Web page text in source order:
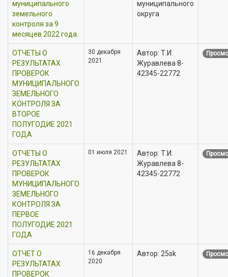
муниципального
земельного
контроля за 9
месяцев 2022 года.
муниципального
округа
ОТЧЕТЫ О
РЕЗУЛЬТАТАХ
ПРОВЕРОК
МУНИЦИПАЛЬНОГО
ЗЕМЕЛЬНОГО
КОНТРОЛЯ ЗА
ВТОРОЕ
ПОЛУГОДИЕ 2021
ГОДА
30 декабря
2021
Автор: Т.И.
Журавлева 8-
42345-22772
ОТЧЕТЫ О
РЕЗУЛЬТАТАХ
ПРОВЕРОК
МУНИЦИПАЛЬНОГО
ЗЕМЕЛЬНОГО
КОНТРОЛЯ ЗА
ПЕРВОЕ
ПОЛУГОДИЕ 2021
ГОДА
01 июля 2021
Автор: Т.И.
Журавлева 8-
42345-22772
ОТЧЕТ О
РЕЗУЛЬТАТАХ
ПРОВЕРОК
16 декабря
2020
Автор: 25sk